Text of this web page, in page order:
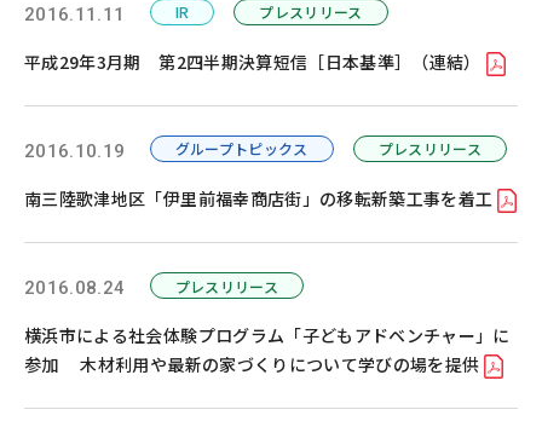
2016.11.11 IR プレスリリース
平成29年3月期 第2四半期決算短信［日本基準］（連結）
2016.10.19 グループトピックス プレスリリース
南三陸歌津地区「伊里前福幸商店街」の移転新築工事を着工
2016.08.24 プレスリリース
横浜市による社会体験プログラム「子どもアドベンチャー」に
参加 木材利用や最新の家づくりについて学びの場を提供